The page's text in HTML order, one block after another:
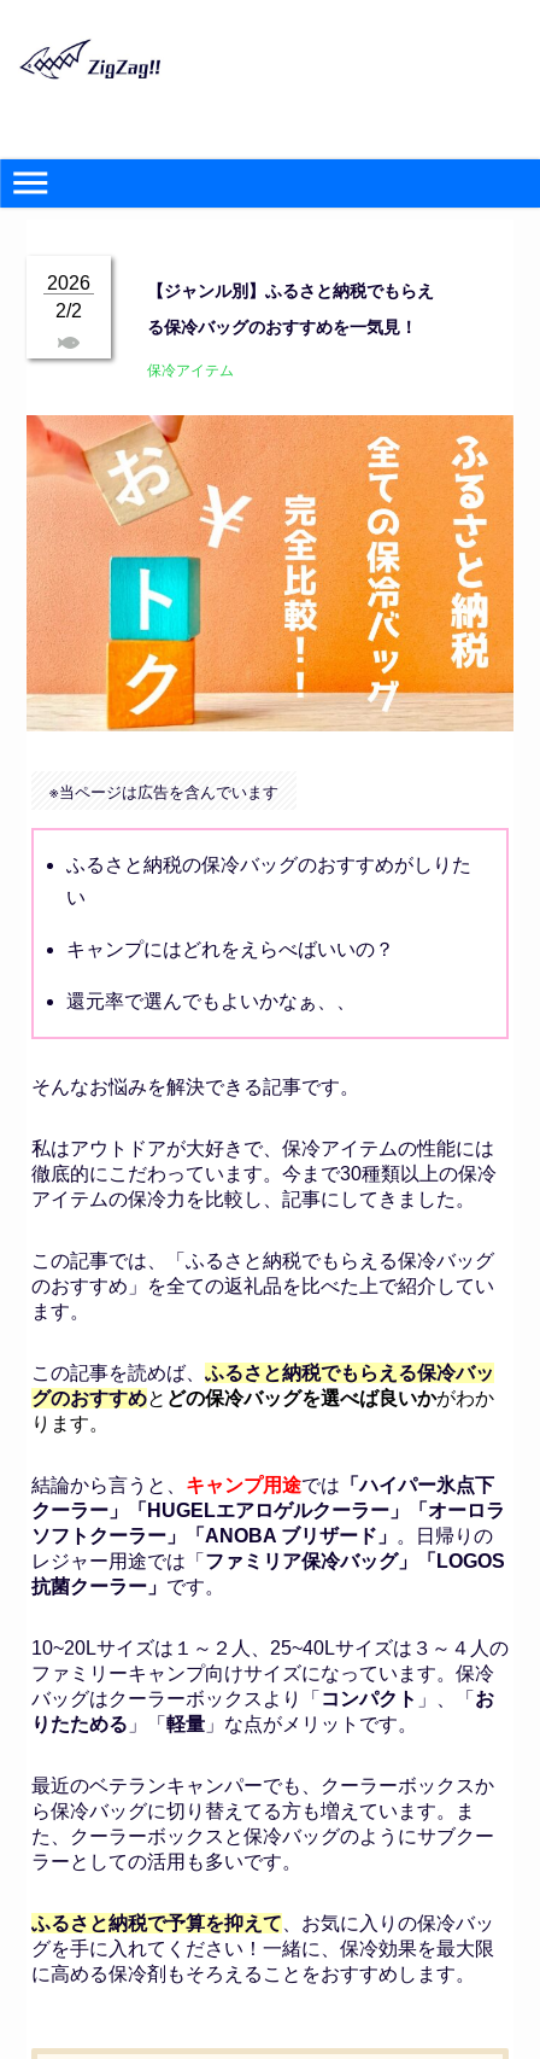
【ジャンル別】ふるさと納税でもらえ
る保冷バッグのおすすめを一気見！
2026
2/2
保冷アイテム
※当ページは広告を含んでいます
ふるさと納税の保冷バッグのおすすめがしりた
い
キャンプにはどれをえらべばいいの？
還元率で選んでもよいかなぁ、、
そんなお悩みを解決できる記事です。
私はアウトドアが大好きで、保冷アイテムの性能には
徹底的にこだわっています。今まで30種類以上の保冷
アイテムの保冷力を比較し、記事にしてきました。
この記事では、「ふるさと納税でもらえる保冷バッグ
のおすすめ」を全ての返礼品を比べた上で紹介してい
ます。
この記事を読めば、 ふるさと納税でもらえる保冷バッ
グのおすすめと どの保冷バッグを選べば良いかがわか
ります。
結論から言うと、 キャンプ用途では 「ハイパー氷点下
クーラー」
「HUGELエアロゲルクーラー」「オーロラ
ソフトクーラー」「ANOBA ブリザード」 。日帰りの
レジャー用途では「 ファミリア保冷バッグ」「LOGOS
抗菌クーラー」 です。
10~20Lサイズは１～２人、25~40Lサイズは３～４人の
ファミリーキャンプ向けサイズになっています。保冷
バッグはクーラーボックスより「 コンパクト 」、「 お
りたためる 」「 軽量」な点がメリットです。
最近のベテランキャンパーでも、クーラーボックスか
ら保冷バッグに切り替えてる方も増えています。ま
た、クーラーボックスと保冷バッグのようにサブクー
ラーとしての活用も多いです。
ふるさと納税で予算を抑えて 、お気に入りの保冷バッ
グを手に入れてください！一緒に、保冷効果を最大限
に高める保冷剤もそろえることをおすすめします。